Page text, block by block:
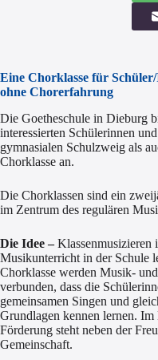
Eine Chorklasse für
ohne Chorerfahrung
Die Goetheschule in Dieburg
interessierten Schülerinnen
gymnasialen Schulzweig als
Chorklasse an.
Die Chorklassen sind ein
im Zentrum des regulären
Die Idee –Klassenmusizieren
Musikunterricht in der Schule
Chorklasse werden Musik-
verbunden, dass die
gemeinsamen Singen und
Grundlagen kennen lernen.
Förderung steht neben der
Gemeinschaft.